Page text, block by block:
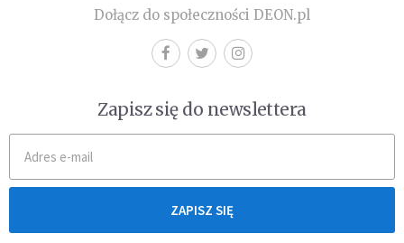
Dołącz do społeczności DEON.pl
Zapisz się do newslettera
ZAPISZ SIĘ